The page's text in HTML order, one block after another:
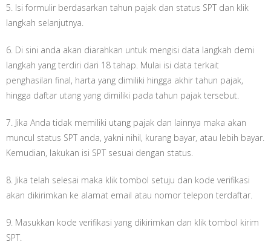
5. Isi formulir berdasarkan tahun pajak dan status SPT dan klik
langkah selanjutnya.
6. Di sini anda akan diarahkan untuk mengisi data langkah demi
langkah yang terdiri dari 18 tahap. Mulai isi data terkait
penghasilan final, harta yang dimiliki hingga akhir tahun pajak,
hingga daftar utang yang dimiliki pada tahun pajak tersebut.
7. Jika Anda tidak memiliki utang pajak dan lainnya maka akan
muncul status SPT anda, yakni nihil, kurang bayar, atau lebih bayar.
Kemudian, lakukan isi SPT sesuai dengan status.
8. Jika telah selesai maka klik tombol setuju dan kode verifikasi
akan dikirimkan ke alamat email atau nomor telepon terdaftar.
9. Masukkan kode verifikasi yang dikirimkan dan klik tombol kirim
SPT.